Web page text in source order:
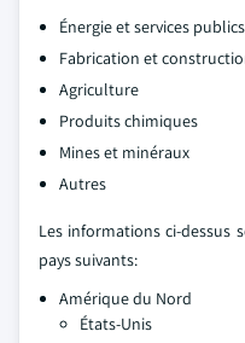
Énergie et services publics
Fabrication et
Agriculture
Produits chimiques
Mines et minéraux
Autres
Les informations ci-dessus
pays suivants:
Amérique du Nord
États-Unis